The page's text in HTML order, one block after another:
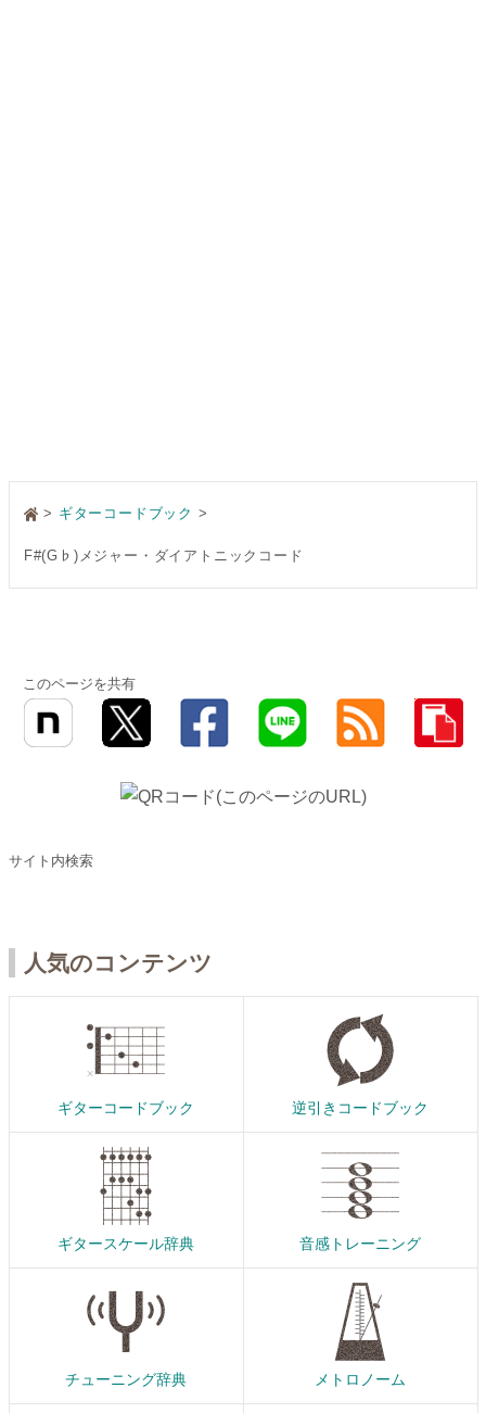
> ギターコードブック
F#(G♭)メジャー・ダイアトニックコード
このページを共有
サイト内検索
人気のコンテンツ
ギターコードブック 逆引きコードブック
ギタースケール辞典 音感トレーニング
チューニング辞典 メトロノーム